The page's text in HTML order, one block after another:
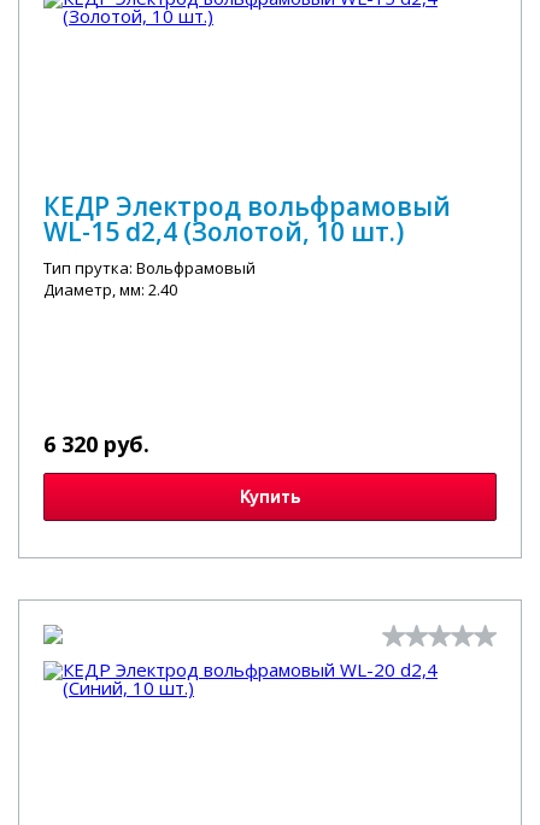
КЕДР Электрод вольфрамовый
WL-15 d2,4 (Золотой, 10 шт.)
Тип прутка: Вольфрамовый
Диаметр, мм: 2.40
6 320 руб.
Купить